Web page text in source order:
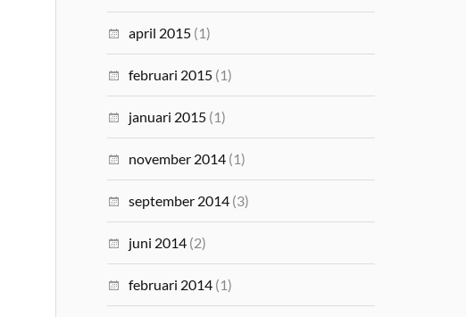
april 2015 (1)
februari 2015 (1)
januari 2015 (1)
november 2014 (1)
september 2014 (3)
juni 2014 (2)
februari 2014 (1)